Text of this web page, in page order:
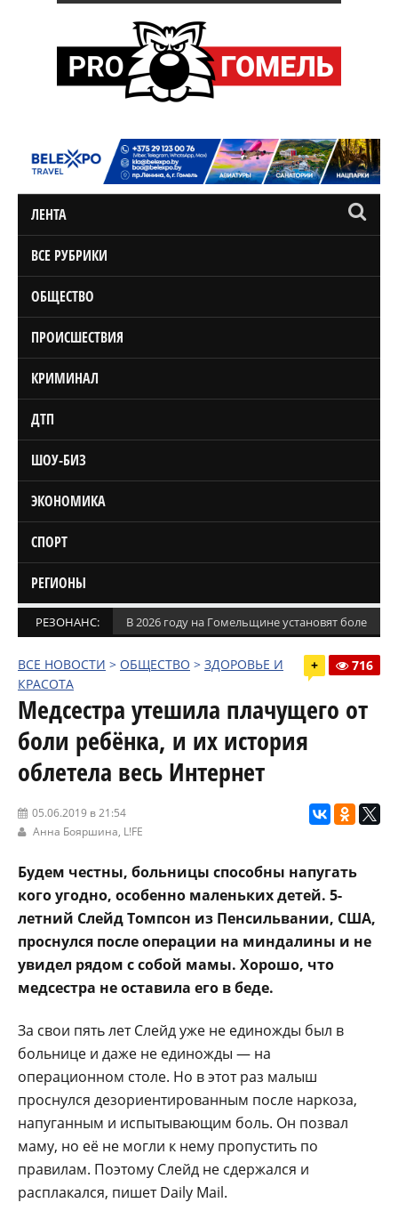
ЛЕНТА
ВСЕ РУБРИКИ
ОБЩЕСТВО
ПРОИСШЕСТВИЯ
КРИМИНАЛ
ДТП
ШОУ-БИЗ
ЭКОНОМИКА
СПОРТ
РЕГИОНЫ
РЕЗОНАНС: В 2026 году на Гомельщине установят более
ВСЕ НОВОСТИ > ОБЩЕСТВО > ЗДОРОВЬЕ И
КРАСОТА
+ 716
Медсестра утешила плачущего от
боли ребёнка, и их история
облетела весь Интернет
05.06.2019 в 21:54
Анна Бояршина, L!FE
Будем честны, больницы способны напугать
кого угодно, особенно маленьких детей. 5-
летний Слейд Томпсон из Пенсильвании, США,
проснулся после операции на миндалины и не
увидел рядом с собой мамы. Хорошо, что
медсестра не оставила его в беде.
За свои пять лет Слейд уже не единожды был в
больнице и даже не единожды — на
операционном столе. Но в этот раз малыш
проснулся дезориентированным после наркоза,
напуганным и испытывающим боль. Он позвал
маму, но её не могли к нему пропустить по
правилам. Поэтому Слейд не сдержался и
расплакался, пишет Daily Mail.